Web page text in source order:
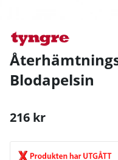
Blodapelsin
216 kr